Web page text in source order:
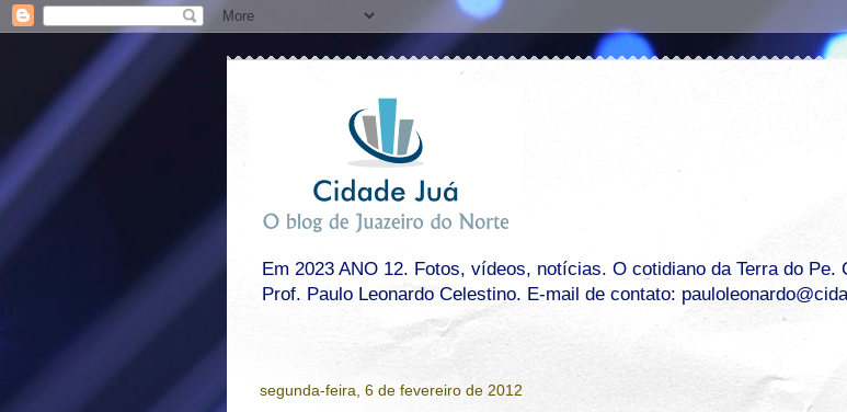
Em 2023 ANO 12. Fotos, vídeos, notícias. O cotidiano da Terra do
Prof. Paulo Leonardo Celestino. E-mail de contato:
segunda-feira, 6 de fevereiro de 2012